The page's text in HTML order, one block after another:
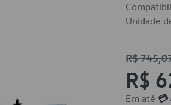
Unidade
R$
R$
Em até 💳